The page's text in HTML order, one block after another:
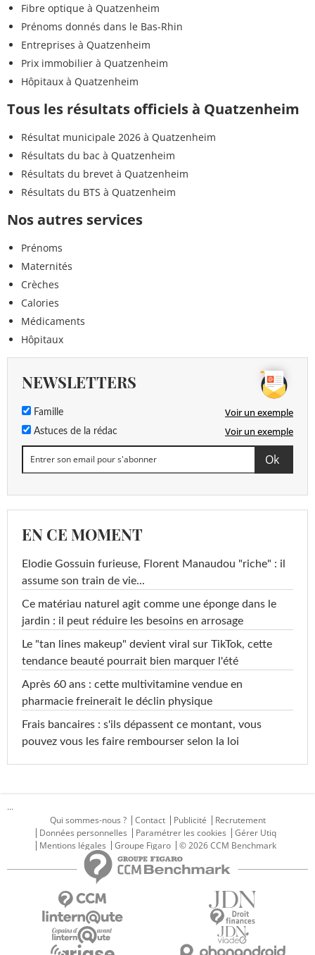
Fibre optique à Quatzenheim
Prénoms donnés dans le Bas-Rhin
Entreprises à Quatzenheim
Prix immobilier à Quatzenheim
Hôpitaux à Quatzenheim
Tous les résultats officiels à Quatzenheim
Résultat municipale 2026 à Quatzenheim
Résultats du bac à Quatzenheim
Résultats du brevet à Quatzenheim
Résultats du BTS à Quatzenheim
Nos autres services
Prénoms
Maternités
Crèches
Calories
Médicaments
Hôpitaux
NEWSLETTERS
Famille Voir un exemple
Astuces de la rédac Voir un exemple
EN CE MOMENT
Elodie Gossuin furieuse, Florent Manaudou "riche" : il
assume son train de vie...
Ce matériau naturel agit comme une éponge dans le
jardin : il peut réduire les besoins en arrosage
Le "tan lines makeup" devient viral sur TikTok, cette
tendance beauté pourrait bien marquer l'été
Après 60 ans : cette multivitamine vendue en
pharmacie freinerait le déclin physique
Frais bancaires : s'ils dépassent ce montant, vous
pouvez vous les faire rembourser selon la loi
...
Qui sommes-nous ?
Contact Publicité
Recrutement
Données personnelles
Paramétrer les cookies
Gérer Utiq
Mentions légales
Groupe Figaro © 2026 CCM Benchmark